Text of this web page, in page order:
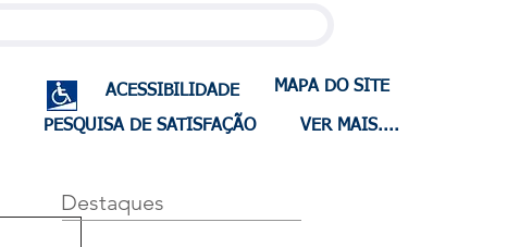
ACESSIBILIDADE MAPA DO SITE
PESQUISA DE SATISFAÇÃO VER MAIS....
Destaques